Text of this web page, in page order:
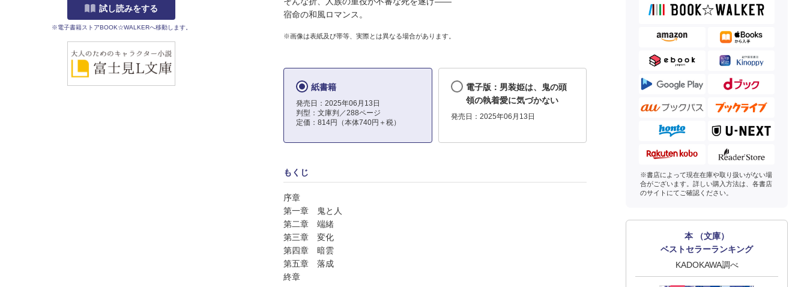
試し読みをする
※電子書籍ストアBOOK☆WALKERへ移動します。
宿命の和風ロマンス。
※画像は表紙及び帯等、実際とは異なる場合があります。
紙書籍
発売日：2025年06月13日
判型：文庫判／288ページ
定価：814円（本体740円＋税）
電子版：男装姫は、鬼の頭
領の執着愛に気づかない
発売日：2025年06月13日
もくじ
序章
第一章 鬼と人
第二章 端緒
第三章 変化
第四章 暗雲
第五章 落成
終章
※書店によって現在在庫や取り扱いがない場
合がございます。詳しい購入方法は、各書店
のサイトにてご確認ください。
本 （文庫）
ベストセラーランキング
KADOKAWA調べ